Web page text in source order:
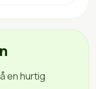
en hurtig